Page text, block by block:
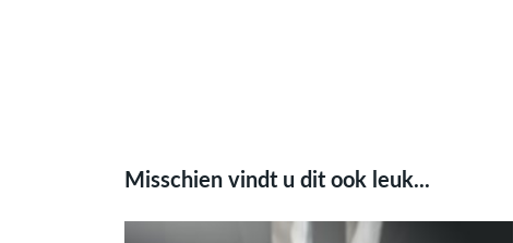
Misschien vindt u dit ook leuk...